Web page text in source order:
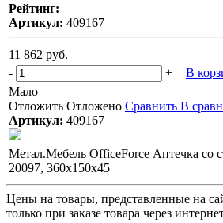
Рейтинг:
Артикул: 409167
11 862 руб.
-
+ В
Мало
Отложить Отложено Сравнить В
Артикул: 409167
Метал.Мебель OfficeForce Аптечка со
20097, 360х150х45
Цены на товары, представленные на
только при заказе товара через